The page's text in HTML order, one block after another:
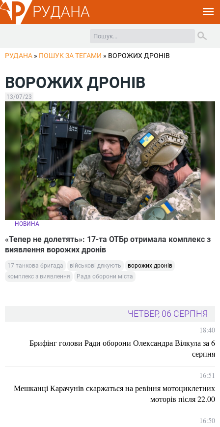
РУДАНА
РУДАНА » ПОШУК ЗА ТЕГАМИ » ВОРОЖИХ ДРОНІВ
ВОРОЖИХ ДРОНІВ
13/07/23
НОВИНА
«Тепер не долетять»: 17-та ОТБр отримала комплекс з
виявлення ворожих дронів
17 танкова бригада військові дякують
ворожих дронів
комплекс з виявлення
Рада оборони міста
ЧЕТВЕР, 06 СЕРПНЯ
18:40
Брифінг голови Ради оборони Олександра Вілкула за 6
серпня
16:51
Мешканці Карачунів скаржаться на ревіння мотоциклетних
моторів після 22.00
16:50